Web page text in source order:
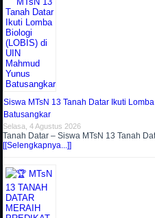
Siswa MTsN 13 Tanah Datar Ikuti
Batusangkar
Selasa, 4 Agustus 2026
Tanah Datar – Siswa MTsN 13 Tanah
[[Selengkapnya...]]